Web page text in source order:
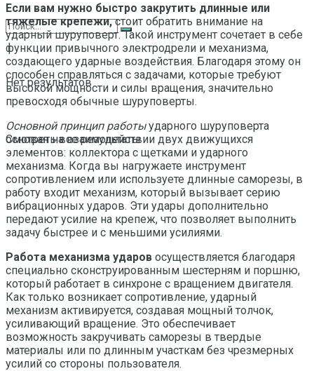
Нет результатов
Смотреть все результаты
Если вам нужно быстро закрутить длинные или
тяжелые крепежи,стоит обратить внимание на
ударный шуруповерт. Такой инструмент сочетает в себе
функции привычного электродрели и механизма,
создающего ударные воздействия. Благодаря этому он
способен справляться с задачами, которые требуют
высокой мощности и силы вращения, значительно
превосходя обычные шуруповерты.
Основной принцип работыударного шуруповерта
основан на взаимодействии двух движущихся
элементов: коллектора с щетками и ударного
механизма. Когда вы нагружаете инструмент
сопротивлением или используете длинные саморезы, в
работу входит механизм, который вызывает серию
вибрационных ударов. Эти удары дополнительно
передают усилие на крепеж, что позволяет выполнить
задачу быстрее и с меньшими усилиями.
Работа механизма ударов осуществляется благодаря
специально сконструированным шестерням и поршню,
который работает в синхроне с вращением двигателя.
Как только возникает сопротивление, ударный
механизм активируется, создавая мощный толчок,
усиливающий вращение. Это обеспечивает
возможность закручивать саморезы в твердые
материалы или по длинным участкам без чрезмерных
усилий со стороны пользователя.